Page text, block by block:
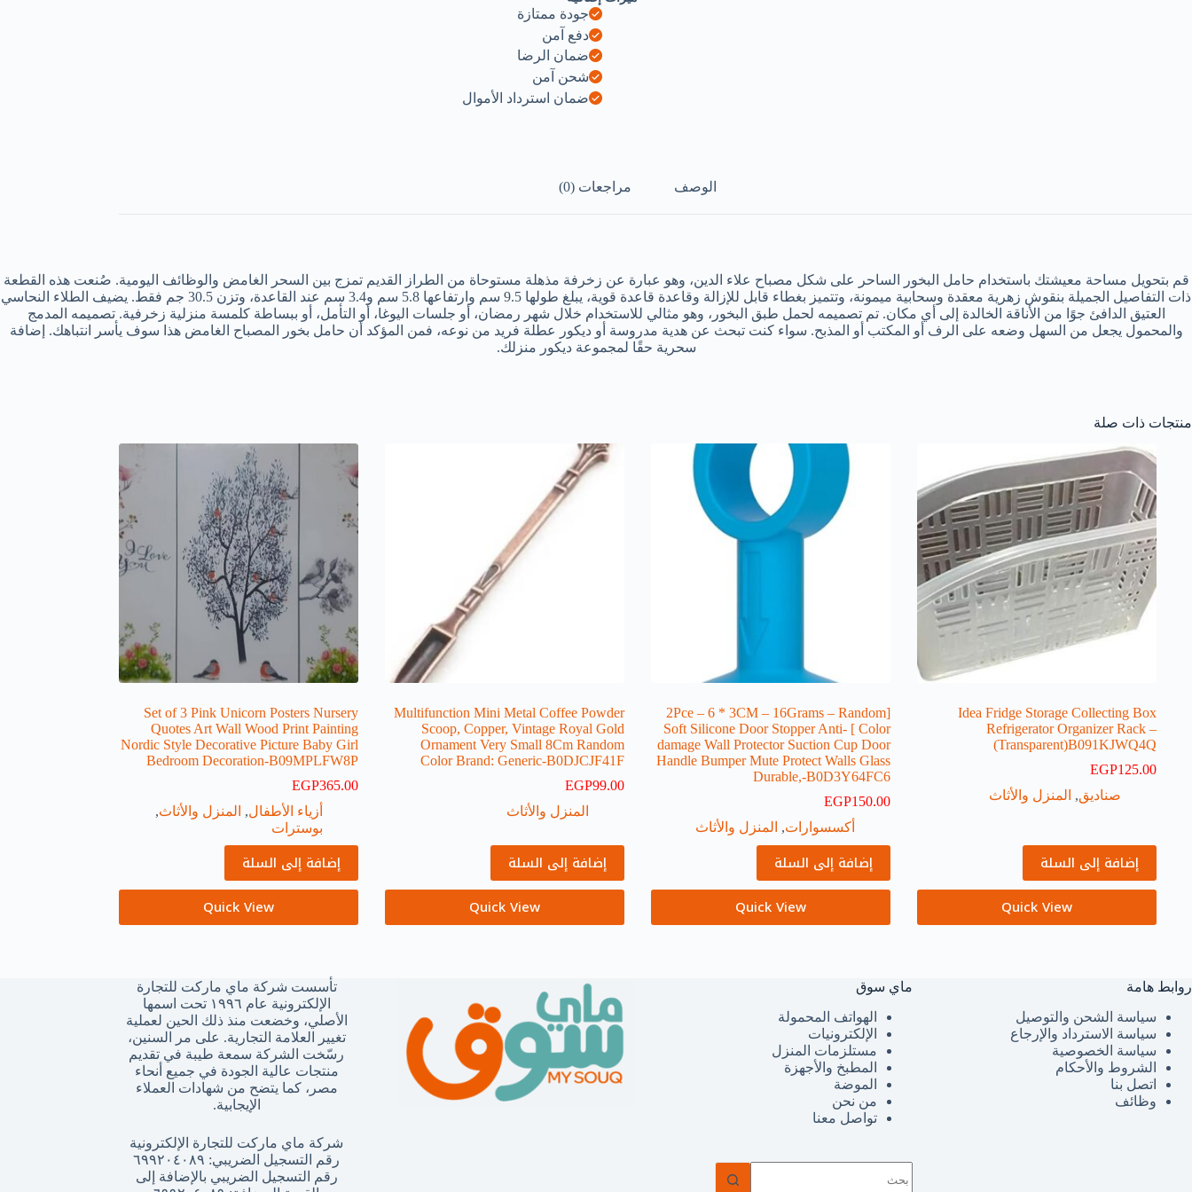
جودة ممتازة
دفع آمن
ضمان الرضا
شحن آمن
ضمان استرداد الأموال
الوصف مراجعات (0)
قم بتحويل مساحة معيشتك باستخدام حامل البخور الساحر على شكل مصباح علاء الدين، وهو عبارة عن زخرفة مذهلة مستوحاة من الطراز القديم تمزج بين السحر الغامض والوظائف اليومية. صُنعت هذه القطعة
ذات التفاصيل الجميلة بنقوش زهرية معقدة وسحابية ميمونة، وتتميز بغطاء قابل للإزالة وقاعدة قاعدة قوية، يبلغ طولها 9.5 سم وارتفاعها 5.8 سم و3.4 سم عند القاعدة، وتزن 30.5 جم فقط. يضيف الطلاء النحاسي
العتيق الدافئ جوًا من الأناقة الخالدة إلى أي مكان. تم تصميمه لحمل طبق البخور، وهو مثالي للاستخدام خلال شهر رمضان، أو جلسات اليوغا، أو التأمل، أو ببساطة كلمسة منزلية زخرفية. تصميمه المدمج
والمحمول يجعل من السهل وضعه على الرف أو المكتب أو المذبح. سواء كنت تبحث عن هدية مدروسة أو ديكور عطلة فريد من نوعه، فمن المؤكد أن حامل بخور المصباح الغامض هذا سوف يأسر انتباهك. إضافة
سحرية حقًا لمجموعة ديكور منزلك.
منتجات ذات صلة
Idea Fridge Storage Collecting Box
Refrigerator Organizer Rack –
(Transparent)B091KJWQ4Q
EGP125.00
صناديق, المنزل والأثاث
إضافة إلى السلة
Quick View
[2Pce – 6 * 3CM – 16Grams – Random
Color ] Soft Silicone Door Stopper Anti-
damage Wall Protector Suction Cup Door
Handle Bumper Mute Protect Walls Glass
Durable,-B0D3Y64FC6
EGP150.00
أكسسوارات, المنزل والأثاث
إضافة إلى السلة
Quick View
Multifunction Mini Metal Coffee Powder
Scoop, Copper, Vintage Royal Gold
Ornament Very Small 8Cm Random
Color Brand: Generic-B0DJCJF41F
EGP99.00
المنزل والأثاث
إضافة إلى السلة
Quick View
Set of 3 Pink Unicorn Posters Nursery
Quotes Art Wall Wood Print Painting
Nordic Style Decorative Picture Baby Girl
Bedroom Decoration-B09MPLFW8P
EGP365.00
أزياء الأطفال, المنزل والأثاث,
بوسترات
إضافة إلى السلة
Quick View
روابط هامة
سياسة الشحن والتوصيل
سياسة الاسترداد والإرجاع
سياسة الخصوصية
الشروط والأحكام
اتصل بنا
وظائف
ماي سوق
الهواتف المحمولة
الإلكترونيات
مستلزمات المنزل
المطبخ والأجهزة
الموضة
من نحن
تواصل معنا
توجد
تأسست شركة ماي ماركت للتجارة
الإلكترونية عام ١٩٩٦ تحت اسمها
الأصلي، وخضعت منذ ذلك الحين لعملية
تغيير العلامة التجارية. على مر السنين،
رسّخت الشركة سمعة طيبة في تقديم
منتجات عالية الجودة في جميع أنحاء
مصر، كما يتضح من شهادات العملاء
الإيجابية.
شركة ماي ماركت للتجارة الإلكترونية
رقم التسجيل الضريبي: ٦٩٩٢٠٤٠٨٩
رقم التسجيل الضريبي بالإضافة إلى